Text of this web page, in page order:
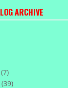
ARCHIVE
(7)
(39)